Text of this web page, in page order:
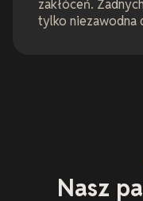
zakłóceń.
tylko niezawodna
Nasz